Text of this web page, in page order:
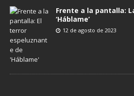
Frente a la pantalla:
‘Háblame’
12 de agosto de 2023